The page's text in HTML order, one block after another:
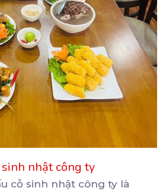
nhật công ty
cỗ sinh nhật công ty là